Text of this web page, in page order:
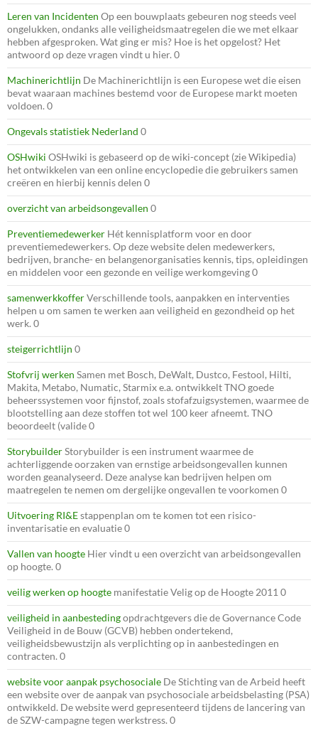
Leren van Incidenten Op een bouwplaats gebeuren nog steeds veel
ongelukken, ondanks alle veiligheidsmaatregelen die we met elkaar
hebben afgesproken. Wat ging er mis? Hoe is het opgelost? Het
antwoord op deze vragen vindt u hier. 0
Machinerichtlijn De Machinerichtlijn is een Europese wet die eisen
bevat waaraan machines bestemd voor de Europese markt moeten
voldoen. 0
Ongevals statistiek Nederland 0
OSHwiki OSHwiki is gebaseerd op de wiki-concept (zie Wikipedia)
het ontwikkelen van een online encyclopedie die gebruikers samen
creëren en hierbij kennis delen 0
overzicht van arbeidsongevallen 0
Preventiemedewerker Hét kennisplatform voor en door
preventiemedewerkers. Op deze website delen medewerkers,
bedrijven, branche- en belangenorganisaties kennis, tips, opleidingen
en middelen voor een gezonde en veilige werkomgeving 0
samenwerkkofferVerschillende tools, aanpakken en interventies
helpen u om samen te werken aan veiligheid en gezondheid op het
werk. 0
steigerrichtlijn 0
Stofvrij werken Samen met Bosch, DeWalt, Dustco, Festool, Hilti,
Makita, Metabo, Numatic, Starmix e.a. ontwikkelt TNO goede
beheerssystemen voor fijnstof, zoals stofafzuigsystemen, waarmee de
blootstelling aan deze stoffen tot wel 100 keer afneemt. TNO
beoordeelt (valide 0
StorybuilderStorybuilder is een instrument waarmee de
achterliggende oorzaken van ernstige arbeidsongevallen kunnen
worden geanalyseerd. Deze analyse kan bedrijven helpen om
maatregelen te nemen om dergelijke ongevallen te voorkomen 0
Uitvoering RI&Estappenplan om te komen tot een risico-
inventarisatie en evaluatie 0
Vallen van hoogte Hier vindt u een overzicht van arbeidsongevallen
op hoogte. 0
veilig werken op hoogte manifestatie Velig op de Hoogte 2011 0
veiligheid in aanbestedingopdrachtgevers die de Governance Code
Veiligheid in de Bouw (GCVB) hebben ondertekend,
veiligheidsbewustzijn als verplichting op in aanbestedingen en
contracten. 0
website voor aanpak psychosociale De Stichting van de Arbeid heeft
een website over de aanpak van psychosociale arbeidsbelasting (PSA)
ontwikkeld. De website werd gepresenteerd tijdens de lancering van
de SZW-campagne tegen werkstress. 0